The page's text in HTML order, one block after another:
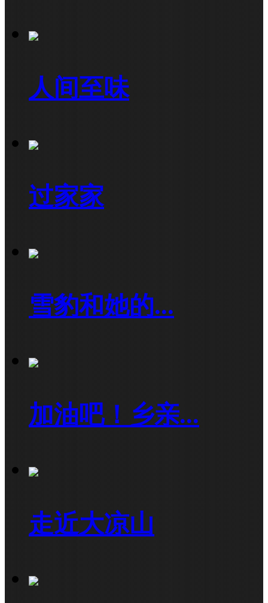
人间至味
过家家
雪豹和她的...
加油吧！乡亲...
走近大凉山